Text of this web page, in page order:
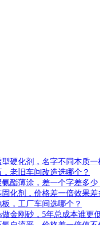
硬化剂，名字不同本质一
，老旧车间改造选哪个？
酯薄涂，差一个字差多少
化剂，价格差一倍效果差
，工厂车间选哪个？
金刚砂，5年总成本谁更